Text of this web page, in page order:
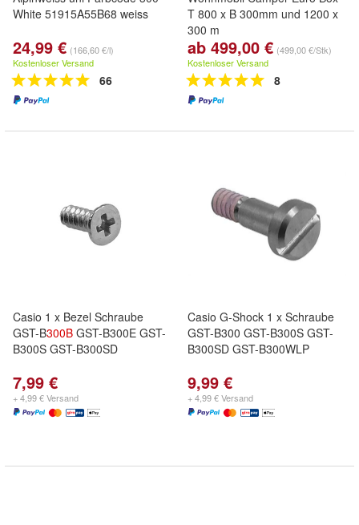
White 51915A55B68 weiss
24,99 € (166,60 €/l)
Kostenloser Versand
66
T 800 x B 300mm und 1200 x
300 m
ab 499,00 € (499,00 €/Stk)
Kostenloser Versand
8
Casio 1 x Bezel Schraube
GST-B300B GST-B300E GST-
B300S GST-B300SD
7,99 €
+ 4,99 € Versand
Casio G-Shock 1 x Schraube
GST-B300 GST-B300S GST-
B300SD GST-B300WLP
9,99 €
+ 4,99 € Versand